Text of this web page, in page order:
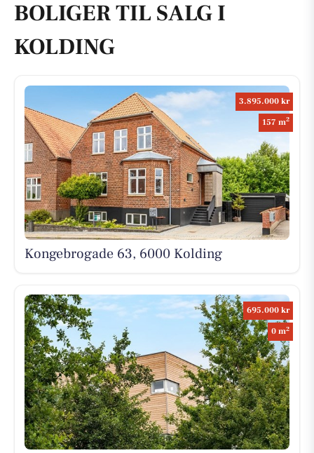
BOLIGER TIL SALG I
KOLDING
3.895.000 kr
157 m2
Kongebrogade 63, 6000 Kolding
695.000 kr
0 m2